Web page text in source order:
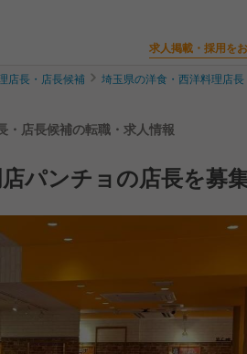
求人掲載・採用を
店長・店長候補 埼玉県の洋食・西洋料理店
・店長候補の転職・求人情報
パンチョの店長を募集